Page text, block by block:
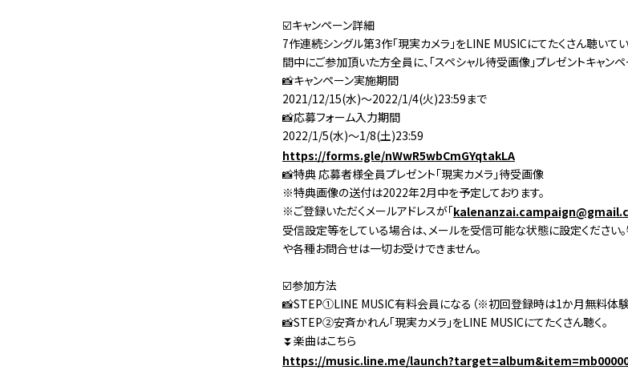
☑️キャンペーン詳細
7作連続シングル第3作「現実カメラ」をLINE MUSICにてたくさん聴いて
間中にご参加頂いた方全員に、「スペシャル待受画像」プレゼントキャン
📸キャンペーン実施期間
2021/12/15(水)～2022/1/4(火)23:59まで
📸応募フォーム入力期間
2022/1/5(水)～1/8(土)23:59
https://forms.gle/nWwR5wbCmGYqtakLA
📸特典 応募者様全員プレゼント「現実カメラ」待受画像
※特典画像の送付は2022年2月中を予定しております。
※ご登録いただくメールアドレスが「
受信設定等をしている場合は、メールを受信可能な状態に設定ください
や各種お問合せは一切お受けできません。
☑️参加方法
📸STEP①LINE MUSIC有料会員になる（※初回登録時は1か月無料体験
📸STEP②安斉かれん「現実カメラ」をLINE MUSICにてたくさん聴く。
⏬楽曲はこちら
https://music.line.me/